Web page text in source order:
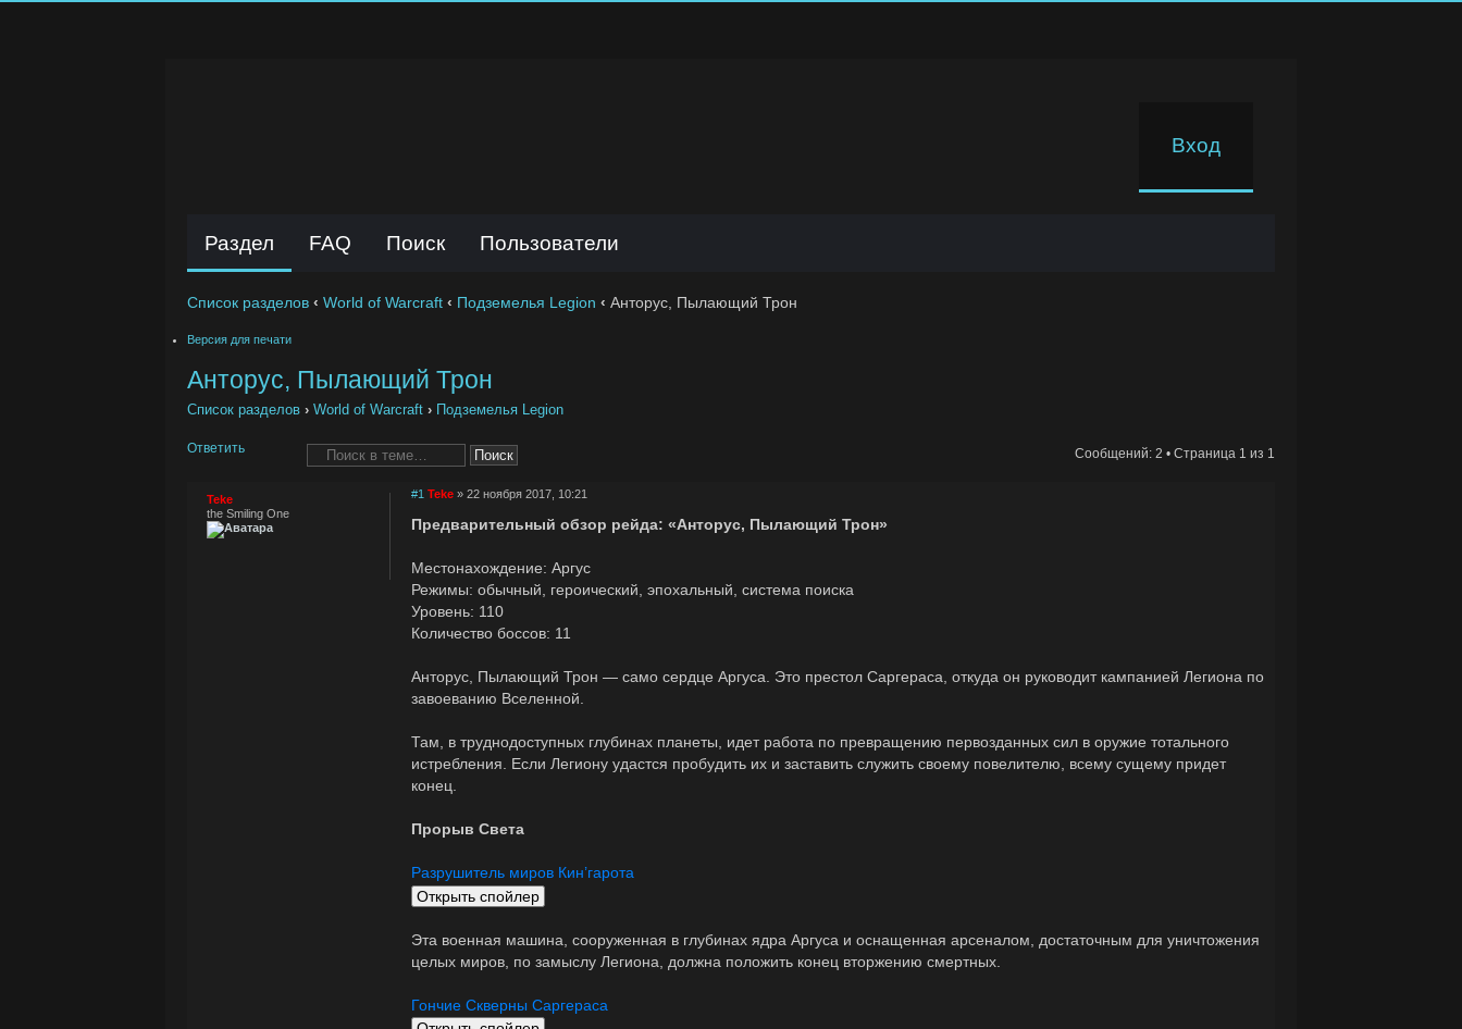
Вход
Раздел FAQ Поиск Пользователи
Список разделов ‹ World of Warcraft ‹ Подземелья Legion ‹ Анторус, Пылающий Трон
Версия для печати
Анторус, Пылающий Трон
Список разделов › World of Warcraft › Подземелья Legion
Ответить Сообщений: 2 • Страница 1 из 1
#1 Teke » 22 ноября 2017, 10:21
Предварительный обзор рейда: «Анторус, Пылающий Трон»
Местонахождение: Аргус
Режимы: обычный, героический, эпохальный, система поиска
Уровень: 110
Количество боссов: 11
Анторус, Пылающий Трон — само сердце Аргуса. Это престол Саргераса, откуда он руководит кампанией Легиона по
завоеванию Вселенной.
Там, в труднодоступных глубинах планеты, идет работа по превращению первозданных сил в оружие тотального
истребления. Если Легиону удастся пробудить их и заставить служить своему повелителю, всему сущему придет
конец.
Прорыв Света
Разрушитель миров Кин’гарота
Эта военная машина, сооруженная в глубинах ядра Аргуса и оснащенная арсеналом, достаточным для уничтожения
целых миров, по замыслу Легиона, должна положить конец вторжению смертных.
Гончие Скверны Саргераса
Teke
the Smiling One